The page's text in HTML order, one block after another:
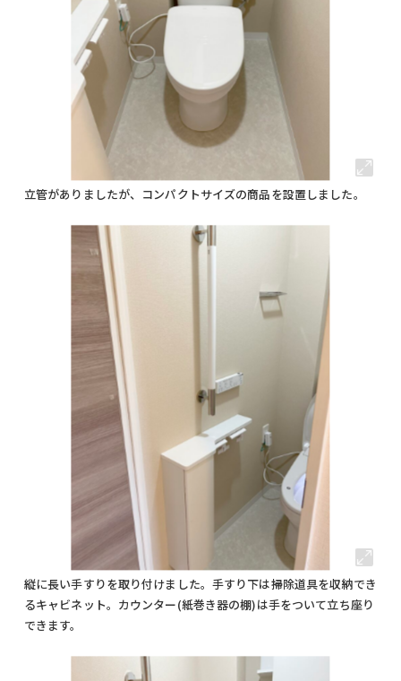
立管がありましたが、コンパクトサイズの商品を設置しました。
縦に長い手すりを取り付けました。手すり下は掃除道具を収納でき
るキャビネット。カウンター(紙巻き器の棚)は手をついて立ち座り
できます。